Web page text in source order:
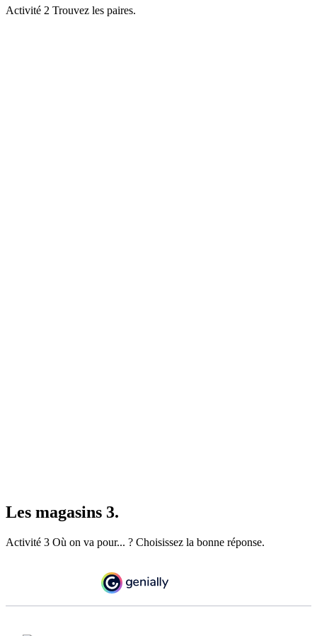
Activité 2 Trouvez les paires.
Les magasins 3.
Activité 3 Où on va pour... ? Choisissez la bonne réponse.